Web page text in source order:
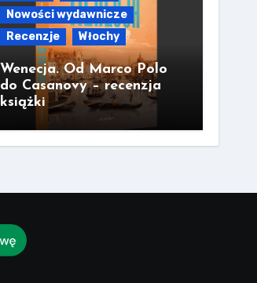
Nowości wydawnicze
Recenzje
Włochy
Wenecja. Od Marco Polo
do Casanovy – recenzja
książki